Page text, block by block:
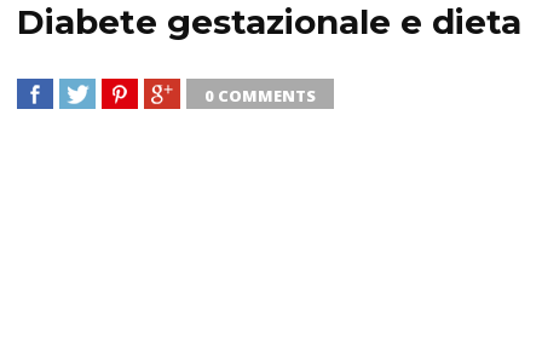
Diabete gestazionale e dieta
0 COMMENTS